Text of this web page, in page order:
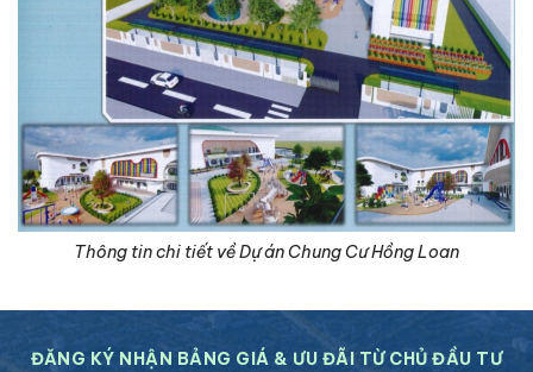
Thông tin chi tiết về Dự án Chung Cư Hồng Loan
ĐĂNG KÝ NHẬN BẢNG GIÁ & ƯU ĐÃI TỪ CHỦ ĐẦU TƯ